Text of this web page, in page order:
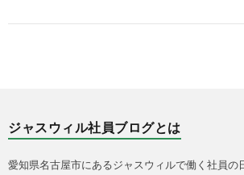
ジャスウィル社員ブログとは
愛知県名古屋市にあるジャスウィルで働く社員の